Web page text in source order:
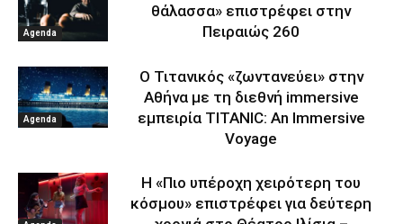
Agenda
θάλασσα» επιστρέφει στην
Πειραιώς 260
Agenda
Ο Τιτανικός «ζωντανεύει» στην
Αθήνα με τη διεθνή immersive
εμπειρία TITANIC: An Immersive
Voyage
Η «Πιο υπέροχη χειρότερη του
κόσμου» επιστρέφει για δεύτερη